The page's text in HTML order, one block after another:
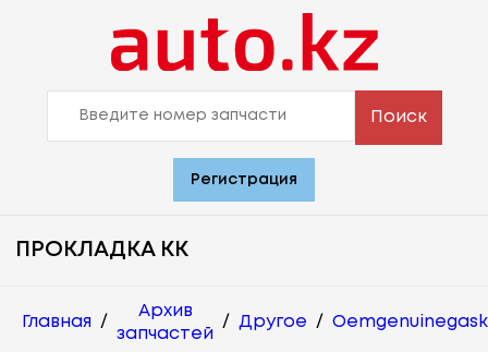
Поиск
Регистрация
ПРОКЛАДКА КК
Главная /
Архив
запчастей
/ Другое /